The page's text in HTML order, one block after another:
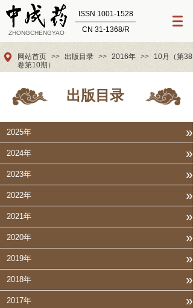
ISSN 1001-1528
ZHONGCHENGYAO CN 31-1368/R
网站首页 >> 出版目录 >> 2016年 >>
10月（第38
卷第10期）
出版目录
2025年 »
2024年 »
2023年 »
2022年 »
2021年 »
2020年 »
2019年 »
2018年 »
2017年 »